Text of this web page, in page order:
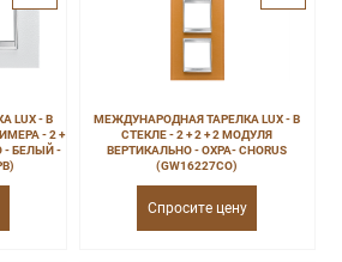
LUX - В
- 2 +
- БЕЛЫЙ -
МЕЖДУНАРОДНАЯ ТАРЕЛКА LUX - В
СТЕКЛЕ - 2 + 2 + 2 МОДУЛЯ
ВЕРТИКАЛЬНО - ОХРА- CHORUS
(GW16227CO)
Спросите цену